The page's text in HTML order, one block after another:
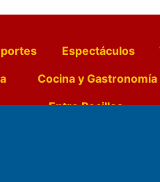
Espectáculos
Cocina y Gastronomía
Entre Pocillos